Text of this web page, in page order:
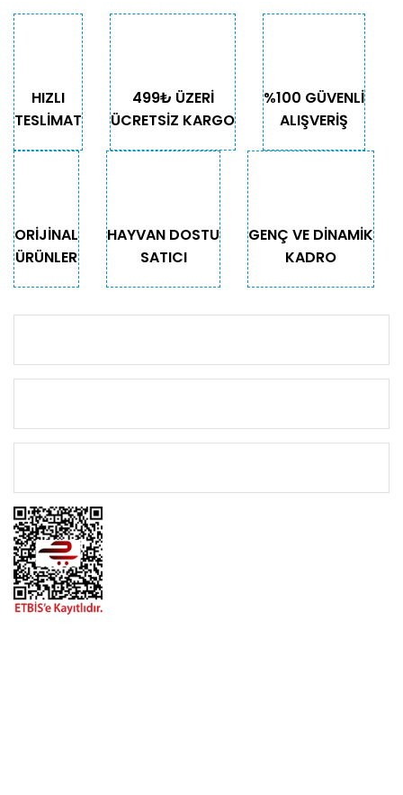
HIZLI
TESLİMAT
499₺ ÜZERİ
ÜCRETSİZ KARGO
%100 GÜVENLİ
ALIŞVERİŞ
ORİJİNAL
ÜRÜNLER
HAYVAN DOSTU
SATICI
GENÇ VE DİNAMİK
KADRO